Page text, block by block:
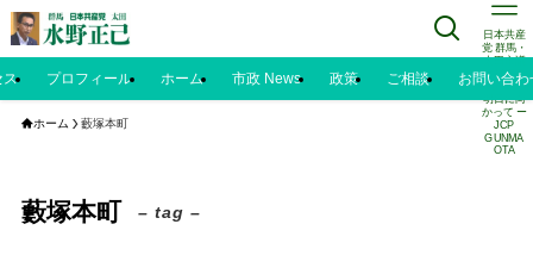
日本共産
党 群馬・
太田市議
水野正己
のブログ |
明日に向
かって ー
JCP
GUNMA
OTA
ス プロフィール ホーム 市政 News 政策 ご相談 お問い合わ
ホーム 藪塚本町
藪塚本町 – tag –